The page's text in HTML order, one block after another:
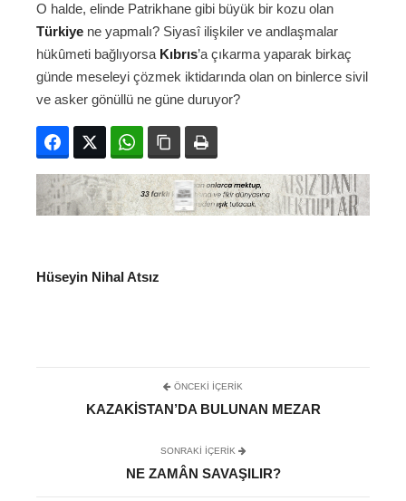
O halde, elinde Patrikhane gibi büyük bir kozu olan
Türkiye ne yapmalı? Siyasî ilişkiler ve andlaşmalar
hükûmeti bağlıyorsa Kıbrıs’a çıkarma yaparak birkaç
günde meseleyi çözmek iktidarında olan on binlerce sivil
ve asker gönüllü ne güne duruyor?
FacebookTwitter WhatsAppBağlanıyı kopyala
Hüseyin Nihal Atsız
ÖNCEKI İÇERIK
KAZAKISTAN’DA BULUNAN MEZAR
SONRAKI IÇERIK
NE ZAMÂN SAVAŞILIR?